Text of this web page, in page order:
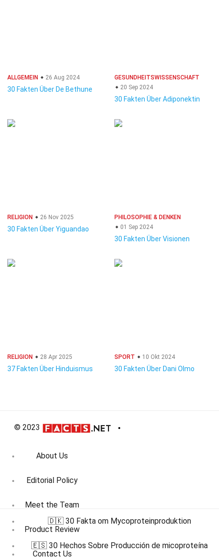
ALLGEMEIN 26 Aug 2024
30 Fakten Über De Bethune
GESUNDHEITSWISSENSCHAFT
20 Sep 2024
30 Fakten Über Adiponektin
RELIGION 26 Nov 2025
30 Fakten Über Yiguandao
PHILOSOPHIE & DENKEN
01 Sep 2024
30 Fakten Über Visionen
RELIGION 28 Apr 2025
37 Fakten Über Hinduismus
SPORT 10 Okt 2024
30 Fakten Über Dani Olmo
© 2023
About Us
Editorial Policy
Meet the Team
Product Review
Contact Us
🇩🇰 30 Fakta om Mycoproteinproduktion
🇪🇸 30 Hechos Sobre Producción de micoproteína